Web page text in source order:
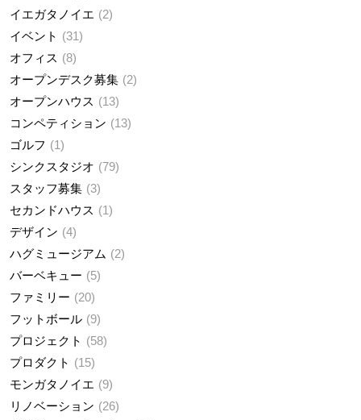
イエガタノイエ
2
イベント
31
オフィス
8
オープンデスク募集
2
オープンハウス
13
コンペティション
13
ゴルフ
1
シンクスタジオ
79
スタッフ募集 3
セカンドハウス
1
デザイン
4
ハグミュージアム
2
バーベキュー
5
ファミリー
20
フットボール
9
プロジェクト
58
プロダクト
15
モンガタノイエ
9
リノベーション
26